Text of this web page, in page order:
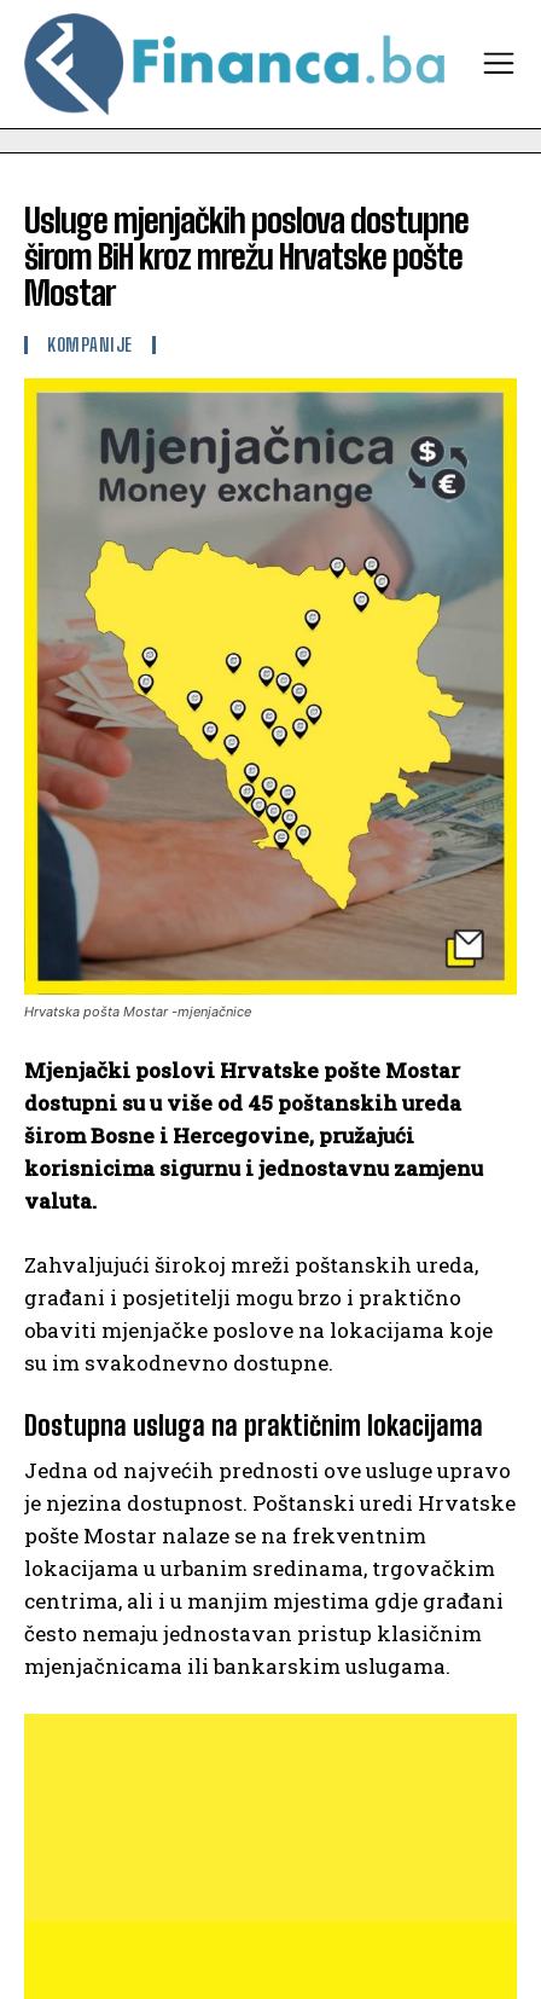
Usluge mjenjačkih poslova dostupne
širom BiH kroz mrežu Hrvatske pošte
Mostar
KOMPANIJE
Hrvatska pošta Mostar -mjenjačnice
Mjenjački poslovi Hrvatske pošte Mostar
dostupni su u više od 45 poštanskih ureda
širom Bosne i Hercegovine, pružajući
korisnicima sigurnu i jednostavnu zamjenu
valuta.
Zahvaljujući širokoj mreži poštanskih ureda,
građani i posjetitelji mogu brzo i praktično
obaviti mjenjačke poslove na lokacijama koje
su im svakodnevno dostupne.
Dostupna usluga na praktičnim lokacijama
Jedna od najvećih prednosti ove usluge upravo
je njezina dostupnost. Poštanski uredi Hrvatske
pošte Mostar nalaze se na frekventnim
lokacijama u urbanim sredinama, trgovačkim
centrima, ali i u manjim mjestima gdje građani
često nemaju jednostavan pristup klasičnim
mjenjačnicama ili bankarskim uslugama.